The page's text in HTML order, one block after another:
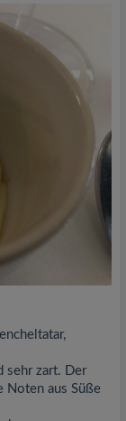
sehr zart. Der
Noten aus Süße